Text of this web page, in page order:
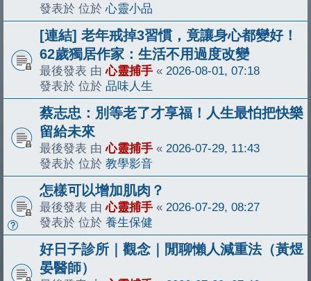
發表於 位於心靈小品
[連結] 老年戒掉3習慣，竟讓身心都變好！
62歲獨居作家：生活不用過度改變
最後發表 由心靈捕手 « 2026-08-01, 07:18
發表於 位於 品味人生
蔡志忠：別等老了才享福！人生最怕把快樂
留給未來
最後發表 由心靈捕手 « 2026-07-29, 11:43
發表於 位於 教學影音
怎樣可以增加肌肉？
最後發表 由心靈捕手 « 2026-07-29, 08:27
發表於 位於 養生保健
好日子診所｜觀念｜閒聊懶人減重法（黃煜
晏醫師）